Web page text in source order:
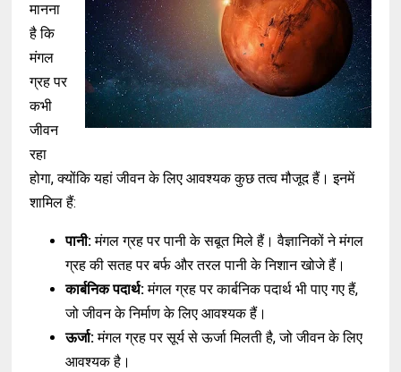
मानना
है कि
मंगल
ग्रह पर
कभी
जीवन
रहा
होगा, क्योंकि यहां जीवन के लिए आवश्यक कुछ तत्व मौजूद हैं। इनमें
शामिल हैं:
पानी:मंगल ग्रह पर पानी के सबूत मिले हैं। वैज्ञानिकों ने मंगल
ग्रह की सतह पर बर्फ और तरल पानी के निशान खोजे हैं।
कार्बनिक पदार्थ:मंगल ग्रह पर कार्बनिक पदार्थ भी पाए गए हैं,
जो जीवन के निर्माण के लिए आवश्यक हैं।
ऊर्जा:मंगल ग्रह पर सूर्य से ऊर्जा मिलती है, जो जीवन के लिए
आवश्यक है।